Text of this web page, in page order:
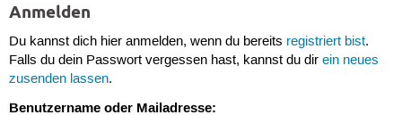
Anmelden
Du kannst dich hier anmelden, wenn du bereits registriert bist.
Falls du dein Passwort vergessen hast, kannst du dir ein neues
zusenden lassen.
Benutzername oder Mailadresse: